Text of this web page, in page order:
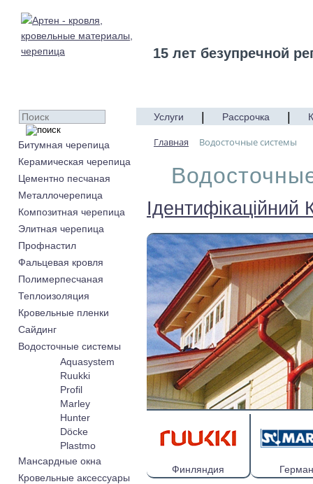
15 лет безупречной
Битумная черепица
Керамическая черепица
Цементно песчаная
Металлочерепица
Композитная черепица
Элитная черепица
Профнастил
Фальцевая кровля
Полимерпесчаная
Теплоизоляция
Кровельные пленки
Cайдинг
Водосточные системы
Aquasystem
Ruukki
Profil
Marley
Hunter
Döcke
Plastmo
Мансардные окна
Кровельные аксессуары
Услуги Рассрочка
Главная Водосточные системы
Ідентифікаційний
Финляндия